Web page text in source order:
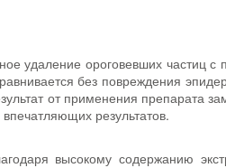
удаление ороговевших частиц с
без повреждения
от применения препарата
результатов.
высокому содержанию